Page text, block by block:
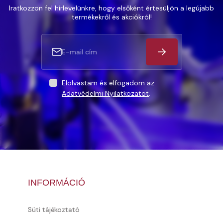
Iratkozzon fel hírlevelünkre, hogy elsőként értesüljön a legújabb
termékekről és akciókról!
Elolvastam és elfogadom az
Adatvédelmi Nyilatkozatot.
INFORMÁCIÓ
Süti tájékoztató